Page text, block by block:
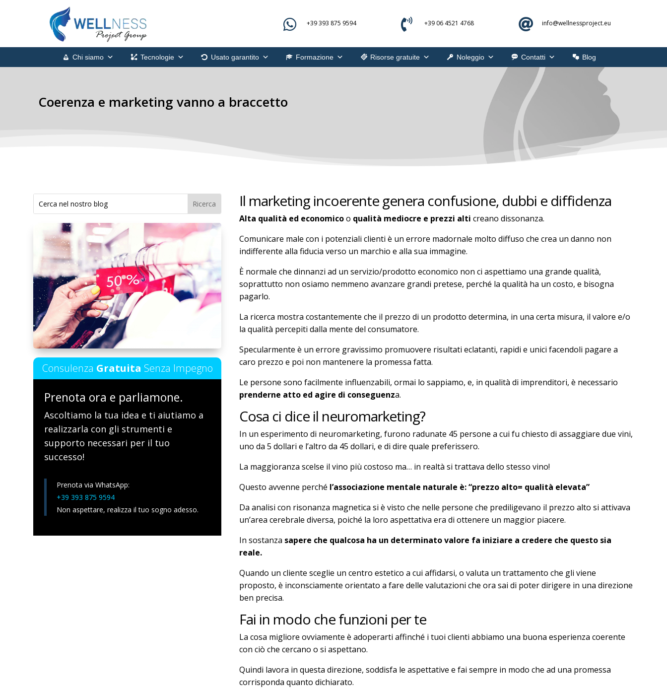
 +39 393 875 9594  +39 06 4521 4768  info@wellnessproject.eu
Chi siamo Tecnologie Usato garantito Formazione Risorse gratuite Noleggio Contatti Blog
Coerenza e marketing vanno a braccetto
Consulenza Gratuita Senza Impegno
Prenota ora e parliamone.
Ascoltiamo la tua idea e ti aiutiamo a
realizzarla con gli strumenti e
supporto necessari per il tuo
successo!
Prenota via WhatsApp:
+39 393 875 9594
Non aspettare, realizza il tuo sogno adesso.
Il marketing incoerente genera confusione, dubbi e diffidenza
Alta qualità ed economicoo qualità mediocre e prezzi alti creano dissonanza.
Comunicare male con i potenziali clienti è un errore madornale molto diffuso che crea un danno non
indifferente alla fiducia verso un marchio e alla sua immagine.
È normale che dinnanzi ad un servizio/prodotto economico non ci aspettiamo una grande qualità,
soprattutto non osiamo nemmeno avanzare grandi pretese, perché la qualità ha un costo, e bisogna
pagarlo.
La ricerca mostra costantemente che il prezzo di un prodotto determina, in una certa misura, il valore e/o
la qualità percepiti dalla mente del consumatore.
Specularmente è un errore gravissimo promuovere risultati eclatanti, rapidi e unici facendoli pagare a
caro prezzo e poi non mantenere la promessa fatta.
Le persone sono facilmente influenzabili, ormai lo sappiamo, e, in qualità di imprenditori, è necessario
prenderne atto ed agire di conseguenza.
Cosa ci dice il neuromarketing?
In un esperimento di neuromarketing, furono radunate 45 persone a cui fu chiesto di assaggiare due vini,
uno da 5 dollari e l’altro da 45 dollari, e di dire quale preferissero.
La maggioranza scelse il vino più costoso ma… in realtà si trattava dello stesso vino!
Questo avvenne perché l’associazione mentale naturale è: “prezzo alto= qualità elevata”
Da analisi con risonanza magnetica si è visto che nelle persone che prediligevano il prezzo alto si attivava
un’area cerebrale diversa, poiché la loro aspettativa era di ottenere un maggior piacere.
In sostanza sapere che qualcosa ha un determinato valore fa iniziare a credere che questo sia
reale.
Quando un cliente sceglie un centro estetico a cui affidarsi, o valuta un trattamento che gli viene
proposto, è inconsciamente orientato a fare delle valutazioni che ora sai di poter dirigere in una direzione
ben precisa.
Fai in modo che funzioni per te
La cosa migliore ovviamente è adoperarti affinché i tuoi clienti abbiamo una buona esperienza coerente
con ciò che cercano o si aspettano.
Quindi lavora in questa direzione, soddisfa le aspettative e fai sempre in modo che ad una promessa
corrisponda quanto dichiarato.